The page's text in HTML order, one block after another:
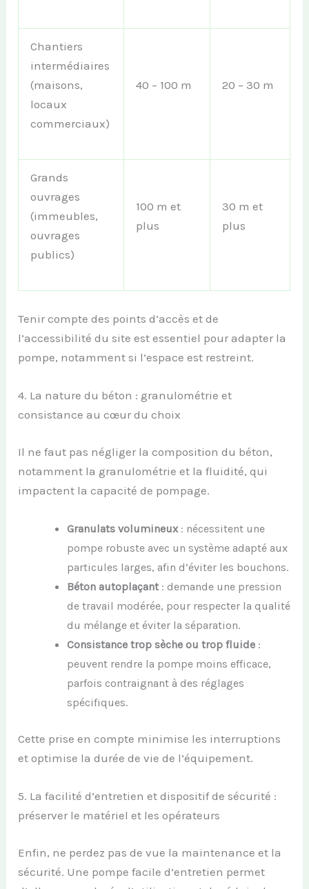
Chantiers
intermédiaires
(maisons,
locaux
commerciaux)
40 – 100 m 20 – 30 m
Grands
ouvrages
(immeubles,
ouvrages
publics)
100 m et
plus
30 m et
plus
Tenir compte des points d’accès et de
l’accessibilité du site est essentiel pour adapter la
pompe, notamment si l’espace est restreint.
4. La nature du béton : granulométrie et
consistance au cœur du choix
Il ne faut pas négliger la composition du béton,
notamment la granulométrie et la fluidité, qui
impactent la capacité de pompage.
Granulats volumineux: nécessitent une
pompe robuste avec un système adapté aux
particules larges, afin d’éviter les bouchons.
Béton autoplaçant : demande une pression
de travail modérée, pour respecter la qualité
du mélange et éviter la séparation.
Consistance trop sèche ou trop fluide :
peuvent rendre la pompe moins efficace,
parfois contraignant à des réglages
spécifiques.
Cette prise en compte minimise les interruptions
et optimise la durée de vie de l’équipement.
5. La facilité d’entretien et dispositif de sécurité :
préserver le matériel et les opérateurs
Enfin, ne perdez pas de vue la maintenance et la
sécurité. Une pompe facile d’entretien permet